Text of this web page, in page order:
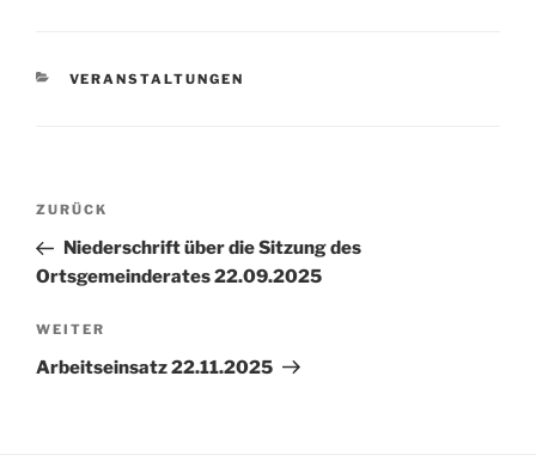
VERANSTALTUNGEN
ZURÜCK
Niederschrift über die Sitzung des
Ortsgemeinderates 22.09.2025
WEITER
Arbeitseinsatz 22.11.2025